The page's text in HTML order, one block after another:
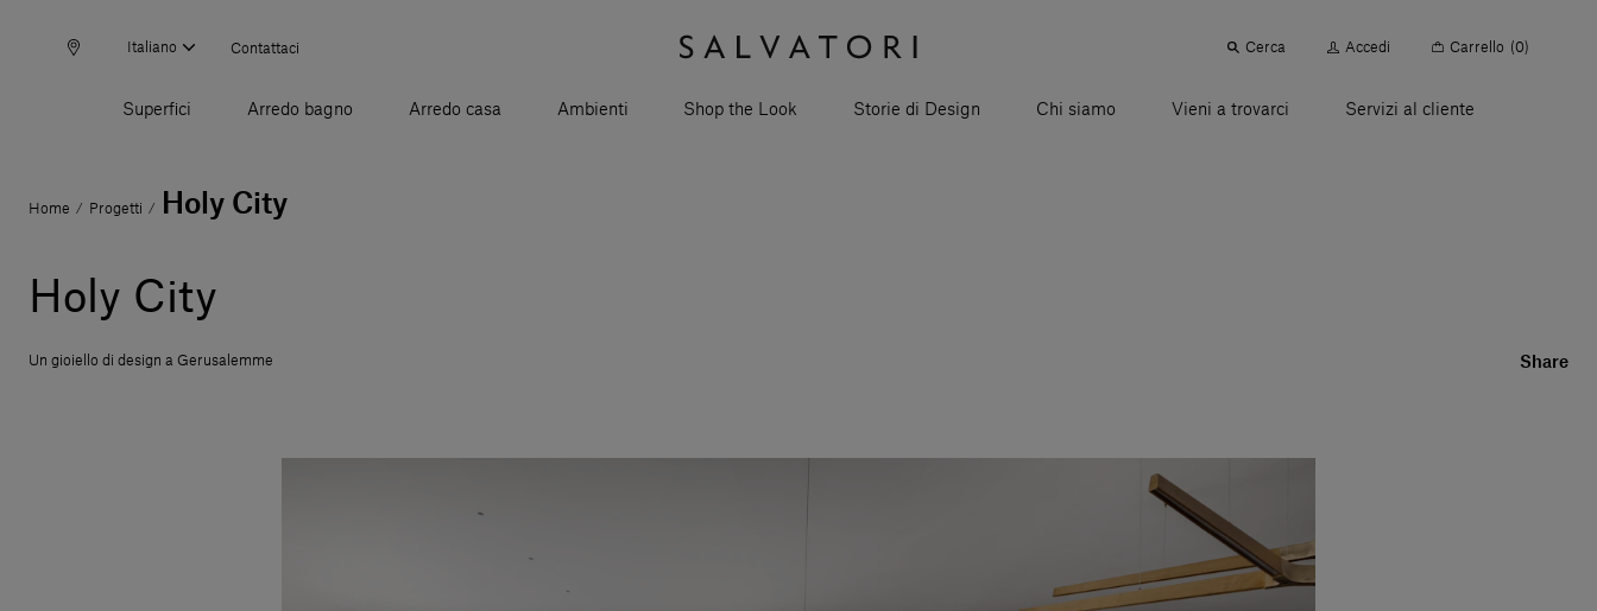
Italiano Contattaci Cerca Accedi Carrello (0)
Superfici Arredo bagno Arredo casa Ambienti Shop the Look Storie di Design Chi siamo Vieni a trovarci Servizi al cliente
Home / Progetti / Holy City
Holy City
Un gioiello di design a Gerusalemme Share